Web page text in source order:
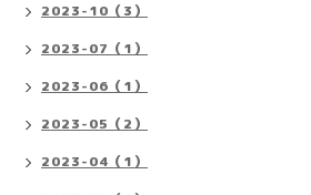
2023-10（3）
2023-07（1）
2023-06（1）
2023-05（2）
2023-04（1）